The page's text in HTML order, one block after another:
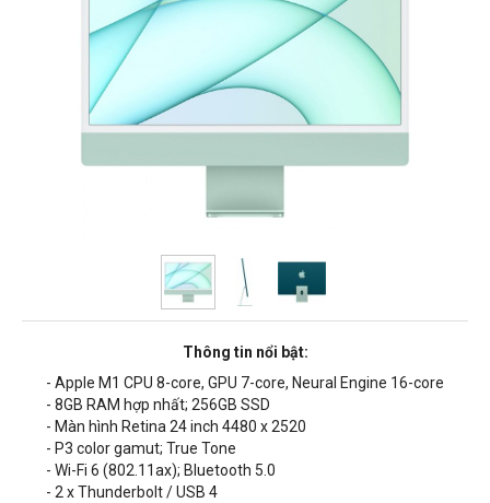
Thông tin nổi bật:
- Apple M1 CPU 8-core, GPU 7-core, Neural Engine 16-core
- 8GB RAM hợp nhất; 256GB SSD
- Màn hình Retina 24 inch 4480 x 2520
- P3 color gamut; True Tone
- Wi-Fi 6 (802.11ax); Bluetooth 5.0
- 2 x Thunderbolt / USB 4